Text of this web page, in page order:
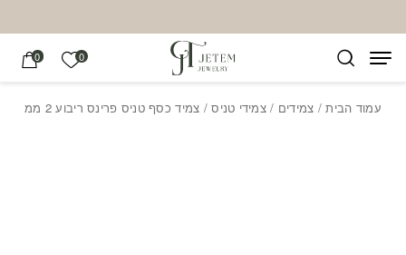
0 הרשימה
0
עמוד הבית/ צמידים / צמידי טניס/ צמיד כסף טניס פרינס ריבוע 2 ממ